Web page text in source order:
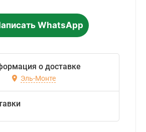
WhatsApp
о доставке
Эль-Монте